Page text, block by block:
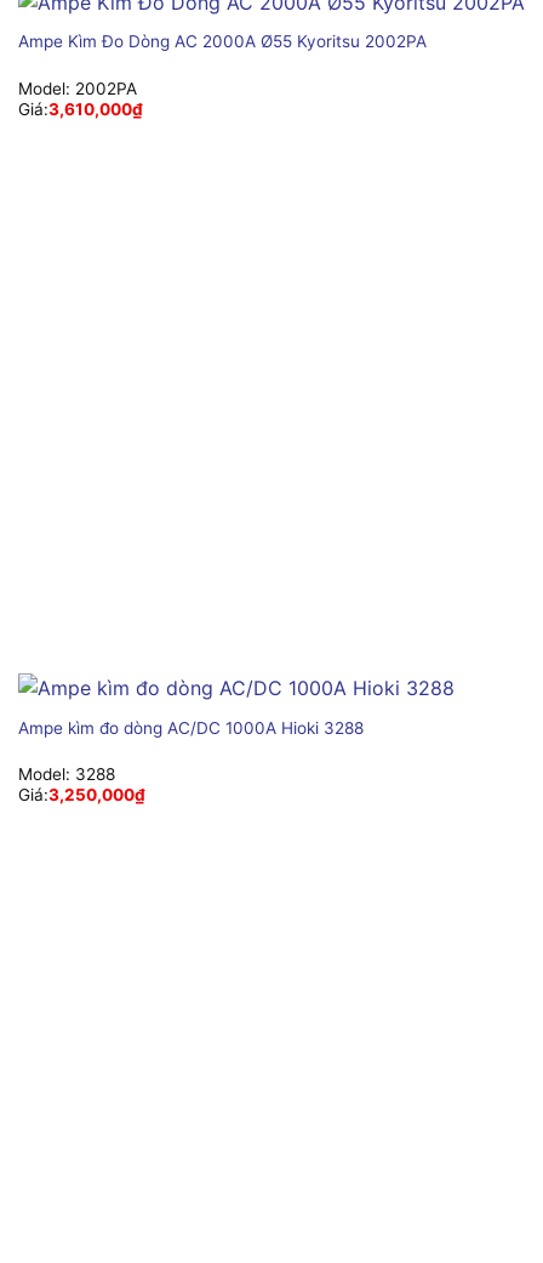
Ampe Kìm Đo Dòng AC 2000A Ø55 Kyoritsu 2002PA
Model: 2002PA
Giá:3,610,000₫
Ampe kìm đo dòng AC/DC 1000A Hioki 3288
Model: 3288
Giá:3,250,000₫